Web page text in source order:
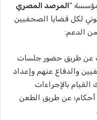
مؤسسة “المرصد المصري
لكل قضايا الصحفيين
من الدعم:
عن طريق حضور جلسات
والدفاع عنهم وإعداد
القيام بالإجراءات
أحكام؛ عن طريق الطعن